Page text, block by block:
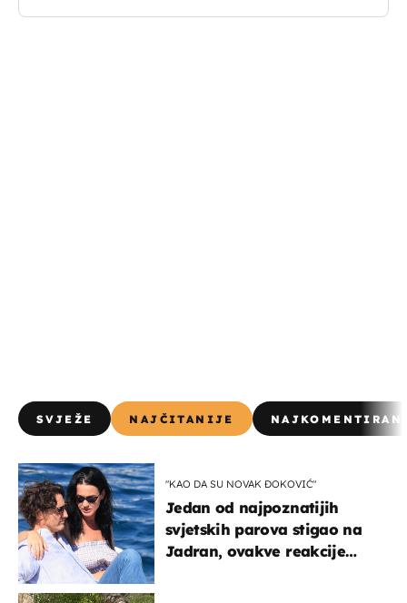
SVJEŽE NAJČITANIJE
"KAO DA SU NOVAK ĐOKOVIĆ"
Jedan od najpoznatijih
svjetskih parova stigao na
Jadran, ovakve reakcije